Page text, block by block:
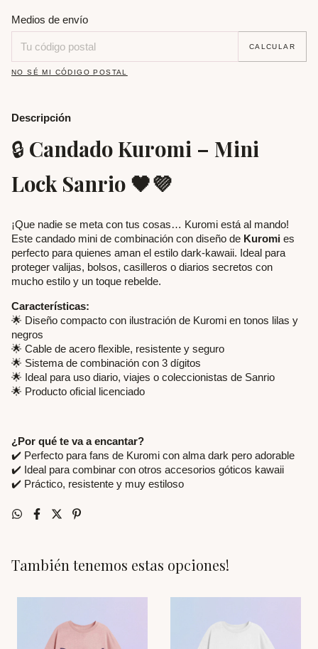
Entregas para el CP:
Medios de envío
CALCULAR
NO SÉ MI CÓDIGO POSTAL
Descripción
🔒 Candado Kuromi – Mini
Lock Sanrio 🖤💜
¡Que nadie se meta con tus cosas… Kuromi está al mando!
Este candado mini de combinación con diseño de Kuromi es
perfecto para quienes aman el estilo dark-kawaii. Ideal para
proteger valijas, bolsos, casilleros o diarios secretos con
mucho estilo y un toque rebelde.
Características:
🌟 Diseño compacto con ilustración de Kuromi en tonos lilas y
negros
🌟 Cable de acero flexible, resistente y seguro
🌟 Sistema de combinación con 3 dígitos
🌟 Ideal para uso diario, viajes o coleccionistas de Sanrio
🌟 Producto oficial licenciado
¿Por qué te va a encantar?
✔️ Perfecto para fans de Kuromi con alma dark pero adorable
✔️ Ideal para combinar con otros accesorios góticos kawaii
✔️ Práctico, resistente y muy estiloso
También tenemos estas opciones!